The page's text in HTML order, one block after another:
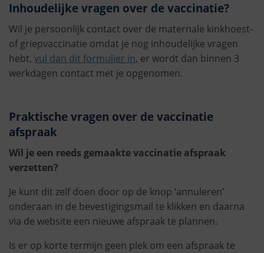
Inhoudelijke vragen over de vaccinatie?
Wil je persoonlijk contact over de maternale kinkhoest-
of griepvaccinatie omdat je nog inhoudelijke vragen
hebt, vul dan dit formulier in, er wordt dan binnen 3
werkdagen contact met je opgenomen.
Praktische vragen over de vaccinatie
afspraak
Wil je een reeds gemaakte vaccinatie afspraak
verzetten?
Je kunt dit zelf doen door op de knop ‘annuleren’
onderaan in de bevestigingsmail te klikken en daarna
via de website een nieuwe afspraak te plannen.
Is er op korte termijn geen plek om een afspraak te